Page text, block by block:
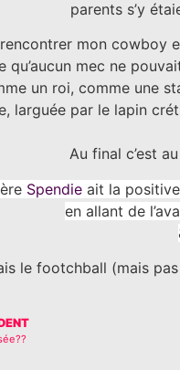
parents s’y
mon cowboy
qu’aucun mec ne
un roi, comme une
larguée par le lapin
Au final c’est
Spendie ait la
en allant de
le footchball (mais